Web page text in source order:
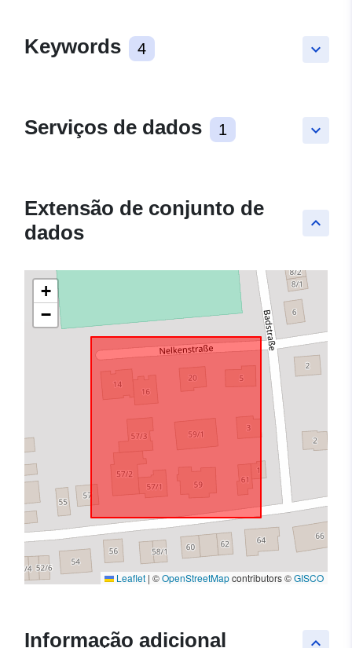
keyboard_arrow_down
Keywords 4
keyboard_arrow_down
Serviços de dados 1
keyboard_arrow_up
Extensão de conjunto de
dados
+
−
Leaflet | ©OpenStreetMapcontributors ©GISCO
keyboard_arrow_up
Informação adicional